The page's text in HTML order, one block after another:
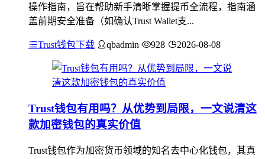
操作指南，旨在帮助新手清晰掌握提币全流程，指南涵
盖前期安全准备（如确认Trust Wallet支...
Trust钱包下载 qbadmin 928 2026-08-08
Trust钱包有用吗？从优势到局限，一文说清这
款加密钱包的真实价值
Trust钱包作为加密货币领域的知名去中心化钱包，其真